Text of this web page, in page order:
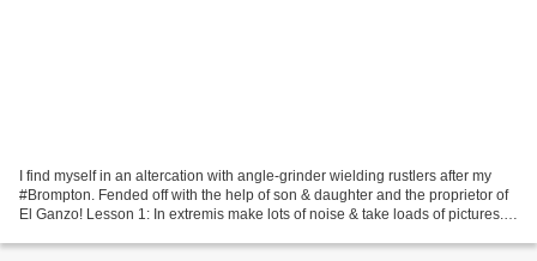
I find myself in an altercation with angle-grinder wielding rustlers after my
#Brompton. Fended off with the help of son & daughter and the proprietor of
El Ganzo! Lesson 1: In extremis make lots of noise & take loads of pictures.